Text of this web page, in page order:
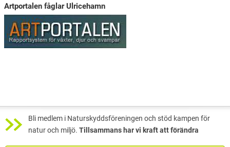
Artportalen fåglar Ulricehamn
Bli medlem i Naturskyddsföreningen och stöd kampen för
natur och miljö. Tillsammans har vi kraft att förändra